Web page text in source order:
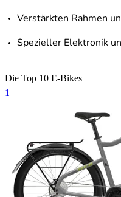
Verstärkten Rahmen
Spezieller Elektronik
Die Top 10 E-Bikes
1